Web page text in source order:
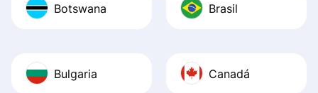
Botswana Brasil
Bulgaria Canadá